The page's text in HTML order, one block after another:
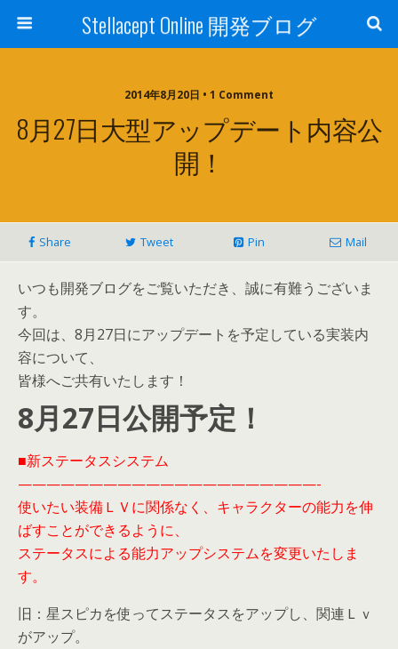
Stellacept Online 開発ブログ
2014年8月20日 • 1 Comment
8月27日大型アップデート内容公
開！
Share Tweet Pin Mail
いつも開発ブログをご覧いただき、誠に有難うございま
す。
今回は、8月27日にアップデートを予定している実装内
容について、
皆様へご共有いたします！
8月27日公開予定！
■新ステータスシステム
—————————————————————-
使いたい装備ＬＶに関係なく、キャラクターの能力を伸
ばすことができるように、
ステータスによる能力アップシステムを変更いたしま
す。
旧：星スピカを使ってステータスをアップし、関連Ｌｖ
がアップ。